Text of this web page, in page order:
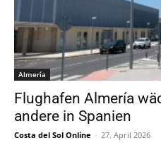
Almería
Flughafen Almería
andere in Spanien
Costa del Sol Online - 27. April 2026